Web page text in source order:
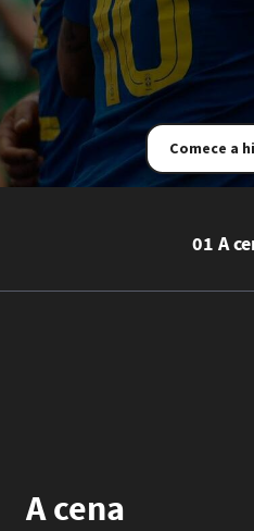
Comece a
01 A
A cena